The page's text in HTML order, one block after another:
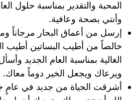
المحبة والتقدير بمناسبة حلول
وأنتي بصحة وعافية.
إرسل من أعماق البحار مرجاناً
خالصاً من أطيب البساتين أطيب
الغالية بمناسبة العام الجديد
ويرعاك ويجعل الخير دوماً معاك.
أشرقت الحياة من جديد في عامٍ